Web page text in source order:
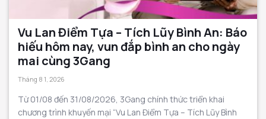
Vu Lan Điểm Tựa – Tích Lũy Bình An: Báo
hiếu hôm nay, vun đắp bình an cho ngày
mai cùng 3Gang
Tháng 8 1, 2026
Từ 01/08 đến 31/08/2026, 3Gang chính thức triển khai
chương trình khuyến mại “Vu Lan Điểm Tựa – Tích Lũy Bình